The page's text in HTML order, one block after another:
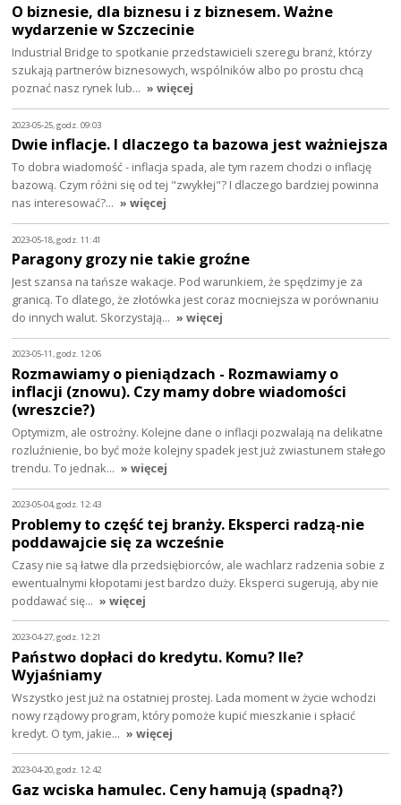
O biznesie, dla biznesu i z biznesem. Ważne
wydarzenie w Szczecinie
Industrial Bridge to spotkanie przedstawicieli szeregu branż, którzy
szukają partnerów biznesowych, wspólników albo po prostu chcą
poznać nasz rynek lub… » więcej
2023-05-25, godz. 09:03
Dwie inflacje. I dlaczego ta bazowa jest ważniejsza
To dobra wiadomość - inflacja spada, ale tym razem chodzi o inflację
bazową. Czym różni się od tej "zwykłej"? I dlaczego bardziej powinna
nas interesować?… » więcej
2023-05-18, godz. 11:41
Paragony grozy nie takie groźne
Jest szansa na tańsze wakacje. Pod warunkiem, że spędzimy je za
granicą. To dlatego, że złotówka jest coraz mocniejsza w porównaniu
do innych walut. Skorzystają… » więcej
2023-05-11, godz. 12:06
Rozmawiamy o pieniądzach - Rozmawiamy o
inflacji (znowu). Czy mamy dobre wiadomości
(wreszcie?)
Optymizm, ale ostrożny. Kolejne dane o inflacji pozwalają na delikatne
rozluźnienie, bo być może kolejny spadek jest już zwiastunem stałego
trendu. To jednak… » więcej
2023-05-04, godz. 12:43
Problemy to część tej branży. Eksperci radzą-nie
poddawajcie się za wcześnie
Czasy nie są łatwe dla przedsiębiorców, ale wachlarz radzenia sobie z
ewentualnymi kłopotami jest bardzo duży. Eksperci sugerują, aby nie
poddawać się… » więcej
2023-04-27, godz. 12:21
Państwo dopłaci do kredytu. Komu? Ile?
Wyjaśniamy
Wszystko jest już na ostatniej prostej. Lada moment w życie wchodzi
nowy rządowy program, który pomoże kupić mieszkanie i spłacić
kredyt. O tym, jakie… » więcej
2023-04-20, godz. 12:42
Gaz wciska hamulec. Ceny hamują (spadną?)